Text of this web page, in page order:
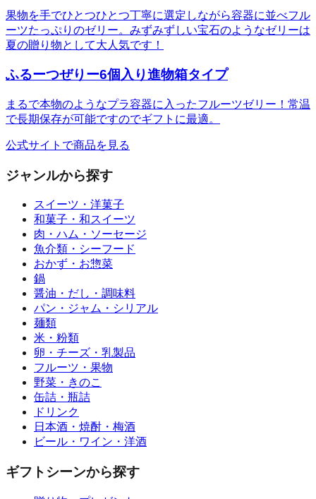
果物を手でひとつひとつ丁寧に選定しながら容器に並べフル
ーツたっぷりのゼリー。みずみずしい宝石のようなゼリーは
夏の贈り物として大人気です！
ふるーつぜりー6個入り進物箱タイプ
まるで本物のようなプラ容器に入ったフルーツゼリー！常温
で長期保存が可能ですのでギフトに最適。
公式サイトで商品を見る
ジャンルから探す
スイーツ・洋菓子
和菓子・和スイーツ
肉・ハム・ソーセージ
魚介類・シーフード
おかず・お惣菜
鍋
醤油・だし・調味料
パン・ジャム・シリアル
麺類
米・粉類
卵・チーズ・乳製品
フルーツ・果物
野菜・きのこ
缶詰・瓶詰
ドリンク
日本酒・焼酎・梅酒
ビール・ワイン・洋酒
ギフトシーンから探す